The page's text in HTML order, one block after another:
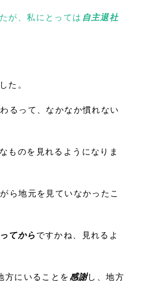
が、私にとっては 自主退社
た。
るって、なかなか慣れない
ものを見れるようになりま
ら地元を見ていなかったこ
てから ですかね、見れるよ
方にいることを感謝し、地方